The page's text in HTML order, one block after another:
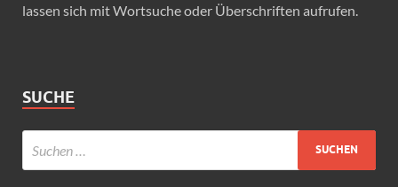
lassen sich mit Wortsuche oder Überschriften aufrufen.
SUCHE